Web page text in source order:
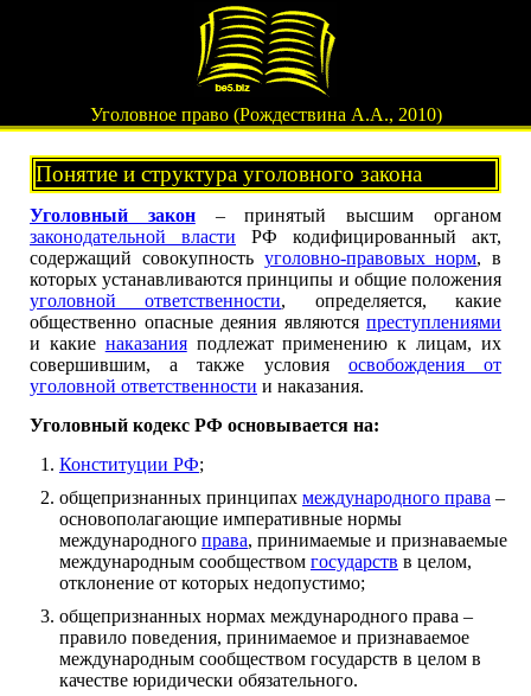
Уголовное право (Рождествина А.А., 2010)
Понятие и структура уголовного закона
Уголовный закон– принятый высшим органом
законодательной власти РФ кодифицированный акт,
содержащий совокупность уголовно-правовых норм, в
которых устанавливаются принципы и общие положения
уголовной ответственности, определяется, какие
общественно опасные деяния являются преступлениями
и какие наказанияподлежат применению к лицам, их
совершившим, а также условия освобождения от
уголовной ответственности и наказания.
Уголовный кодекс РФ основывается на:
Конституции РФ;
общепризнанных принципах международного права –
основополагающие императивные нормы
международного права, принимаемые и признаваемые
международным сообществом государств в целом,
отклонение от которых недопустимо;
общепризнанных нормах международного права –
правило поведения, принимаемое и признаваемое
международным сообществом государств в целом в
качестве юридически обязательного.